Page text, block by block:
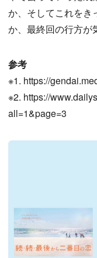
か、そしてこれをき
か、最終回の行方が
参考
※1. https://
※2. https://
all=1&page=3